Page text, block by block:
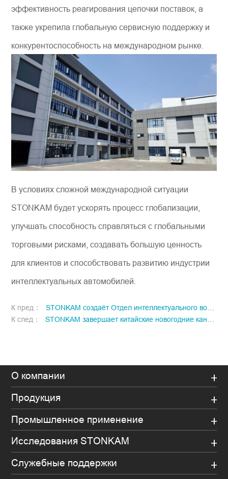
эффективность реагирования цепочки поставок, а
также укрепила глобальную сервисную поддержку и
конкурентоспособность на международном рынке.
В условиях сложной международной ситуации
STONKAM будет ускорять процесс глобализации,
улучшать способность справляться с глобальными
торговыми рисками, создавать большую ценность
для клиентов и способствовать развитию индустрии
интеллектуальных автомобилей.
К пред：
STONKAM создаёт Отдел интеллектуального восприятия!
К след：
STONKAM завершает китайские новогодние каникулы и официально возобновляет работу!
О компании
Продукция
Промышленное применение
Исследования STONKAM
Служебные поддержки